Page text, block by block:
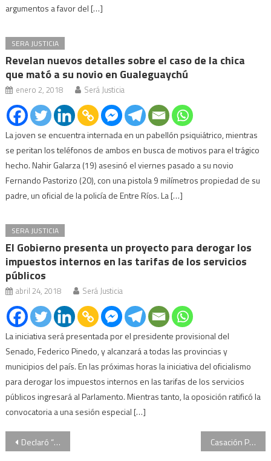
argumentos a favor del […]
SERA JUSTICIA
Revelan nuevos detalles sobre el caso de la chica
que mató a su novio en Gualeguaychú
enero 2, 2018 Será Justicia
La joven se encuentra internada en un pabellón psiquiátrico, mientras
se peritan los teléfonos de ambos en busca de motivos para el trágico
hecho. Nahir Galarza (19) asesinó el viernes pasado a su novio
Fernando Pastorizo (20), con una pistola 9 milímetros propiedad de su
padre, un oficial de la policía de Entre Ríos. La […]
SERA JUSTICIA
El Gobierno presenta un proyecto para derogar los
impuestos internos en las tarifas de los servicios
públicos
abril 24, 2018 Será Justicia
La iniciativa será presentada por el presidente provisional del
Senado, Federico Pinedo, y alcanzará a todas las provincias y
municipios del país. En las próximas horas la iniciativa del oficialismo
para derogar los impuestos internos en las tarifas de los servicios
públicos ingresará al Parlamento. Mientras tanto, la oposición ratificó la
convocatoria a una sesión especial […]
Navegación
Declaró “Bebote Álvarez” y ratificó las acusaciones contra los Moyano Casación Penal rechazó un pedido de libertad de Carlos Santiago Kirchner